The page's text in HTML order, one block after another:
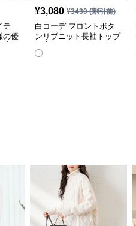
テ
の優
¥3,080 ¥3430(割引前)
白コーデ フロントボタ
ンリブニット長袖トップ